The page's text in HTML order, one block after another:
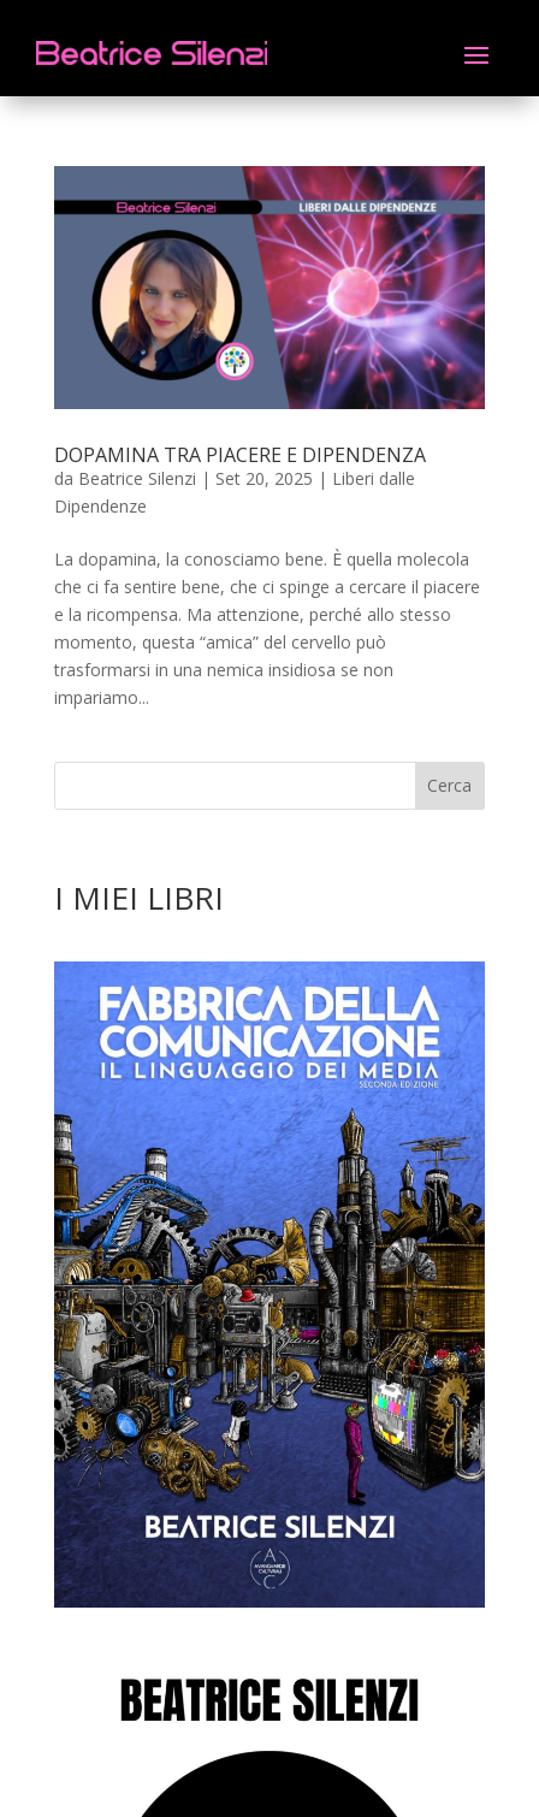
DOPAMINA TRA PIACERE E DIPENDENZA
da Beatrice Silenzi | Set 20, 2025 | Liberi dalle
Dipendenze
La dopamina, la conosciamo bene. È quella molecola
che ci fa sentire bene, che ci spinge a cercare il piacere
e la ricompensa. Ma attenzione, perché allo stesso
momento, questa “amica” del cervello può
trasformarsi in una nemica insidiosa se non
impariamo...
I MIEI LIBRI